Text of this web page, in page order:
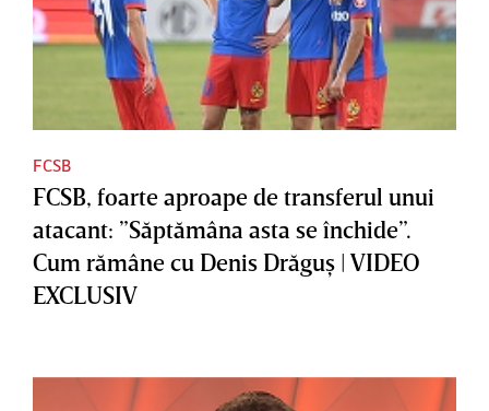
FCSB
FCSB, foarte aproape de transferul unui
atacant: ”Săptămâna asta se închide”.
Cum rămâne cu Denis Drăguş | VIDEO
EXCLUSIV